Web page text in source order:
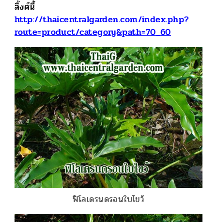
ลิ้งค์นี้
http://thaicentralgarden.com/index.php?
route=product/category&path=70_60
ฟิโลเดรนดรอนใบไขว้